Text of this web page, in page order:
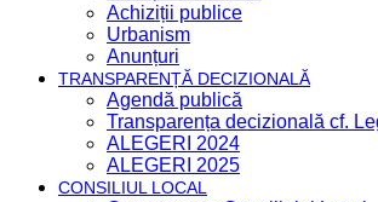
Achiziții publice
Urbanism
Anunțuri
TRANSPARENȚĂ DECIZIONALĂ
Agendă publică
Transparența decizională cf.
ALEGERI 2024
ALEGERI 2025
CONSILIUL LOCAL